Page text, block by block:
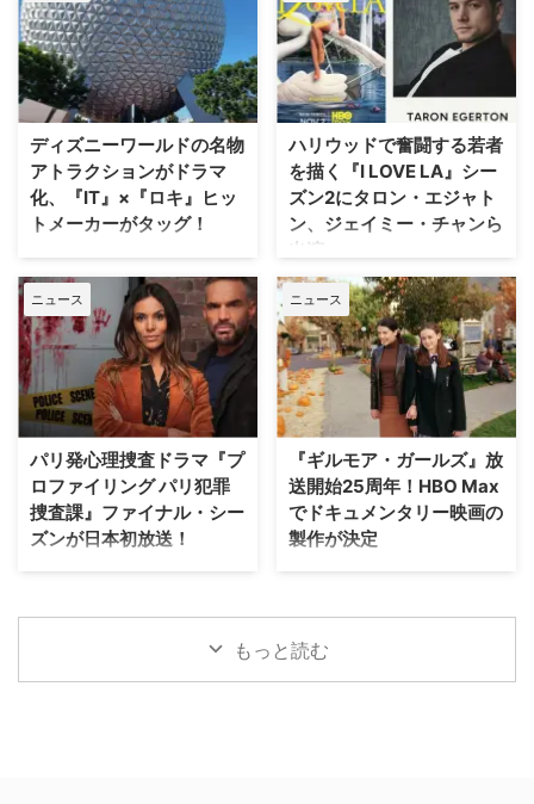
フ『Heckler（仮題）』の企画開
発が中止されたことが明らかにな
った。一時は同フランチャイズ初
の英語によるドラマシリーズとし
て期待されていたが、動画配信プ
を受け、プロジェクトは表舞台か
ら姿を消すこととなった。米
ThePlaylistが報じている。 デヴ
ィッド・フィンチャーが進めてい
2024年、フィンチャーがNetf …
を経て、クリス・カーター監督の
手によるよりダークなディレクタ
ーズ・カット版として遂に日の目
を浴びることが決定した。 18年
の時を経て明かされる『X-ファイ
ル』第2作の真の姿 カーターが脚
本・監督を務めた本作の本来のビ
ジョンが解禁されるにあたり、
Entertainment Weekly（EW）誌
はホラー映画さながらの予告編映
タイトルは『The X-Files: I Want
to B …
ディズニーワールドの名物
アトラクションがドラマ
化、『IT』×『ロキ』ヒッ
トメーカーがタッグ！
Disney+が、ウォルト・ディズニ
ー・ワールド（WDW）のパーク
EPCOTを代表する大人気アトラ
クションに着想を得たドラマ作品
『Spaceship Earth（原題）』の
パイロット版を発注した。 ディ
ズニーワールドのシンボルが実写
ドラマ化へ！ 製作を手掛けるの
は、映画『IT／イット “それ”が見
えたら、終わり。』の前日譚ドラ
マ『IT／イット ウェルカム・ト
ゥ・デリー “それ”が見えたら、終
わり。』で知られるジェイソン・
ン。そしてスタジオは20th …
ハリウッドで奮闘する若者
を描く『I LOVE LA』シー
ズン2にタロン・エジャト
ン、ジェイミー・チャンら
出演
HBOの話題作『I LOVE LA』シー
ズン2に、『キングスマン』のタ
ロン・エジャトンや『The
Gifted ザ・ギフテッド』のジェ
イミー・チャンら注目キャストが
ゲスト出演することがわかった。
米Deadlineが報じている。 過酷
なハリウッドで夢を追う若者たち
の物語『I LOVE LA』 レイチェ
ル・セノット（『ボトムス ～最
底で最強？な私たち～』）が製
作・製作総指揮・主演を兼任する
『I Love LA』は、ロサンゼルス
溢れる友人グループを描く話題
作。過酷なハリウッドで成功 …
ニュース
パリ発心理捜査ドラマ『プ
ロファイリング パリ犯罪
捜査課』ファイナル・シー
ズンが日本初放送！
フランス発の大人気心理捜査ドラ
捜査課』のファイナル・シーズン
（シーズン10・全8話）が、アク
（土）18時より独占日本初放送さ
ニュース
『ギルモア・ガールズ』放
送開始25周年！HBO Max
でドキュメンタリー映画の
製作が決定
ワーナー・ブラザース・テレビジ
ードラマの金字塔『ギルモア・ガ
ールズ』を振り返る初の公式ドキ
ュメンタリー映画を制作中である
ことが明らかになった。2000年
もっと読む